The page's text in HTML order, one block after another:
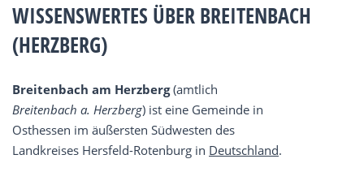
WISSENSWERTES ÜBER BREITENBACH
(HERZBERG)
Breitenbach am Herzberg(amtlich
Breitenbach a. Herzberg) ist eine Gemeinde in
Osthessen im äußersten Südwesten des
Landkreises Hersfeld-Rotenburg in Deutschland.